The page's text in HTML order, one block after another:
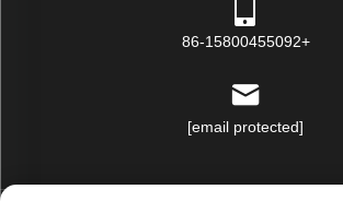
+86-15800455092
[email protected]